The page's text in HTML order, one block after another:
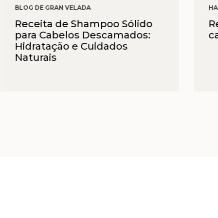
BLOG DE GRAN VELADA
Receita de Shampoo Sólido
para Cabelos Descamados:
Hidratação e Cuidados
Naturais